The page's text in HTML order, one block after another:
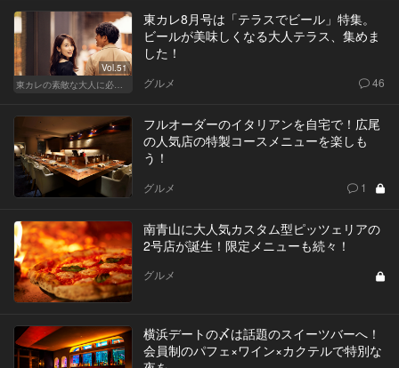
Vol.51
東カレの素敵な大人に必要なこと
東カレ8月号は「テラスでビール」特集。
ビールが美味しくなる大人テラス、集めま
した！
グルメ 46
フルオーダーのイタリアンを自宅で！広尾
の人気店の特製コースメニューを楽しも
う！
グルメ 1
南青山に大人気カスタム型ピッツェリアの
2号店が誕生！限定メニューも続々！
グルメ
横浜デートの〆は話題のスイーツバーへ！
会員制のパフェ×ワイン×カクテルで特別な